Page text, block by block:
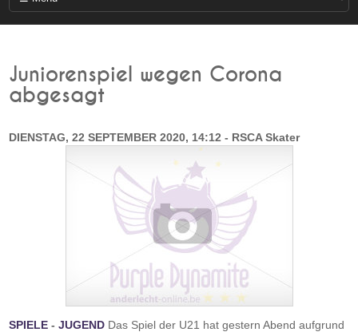
Juniorenspiel wegen Corona
abgesagt
DIENSTAG, 22 SEPTEMBER 2020, 14:12 - RSCA Skater
SPIELE -JUGEND Das Spiel der U21 hat gestern Abend aufgrund